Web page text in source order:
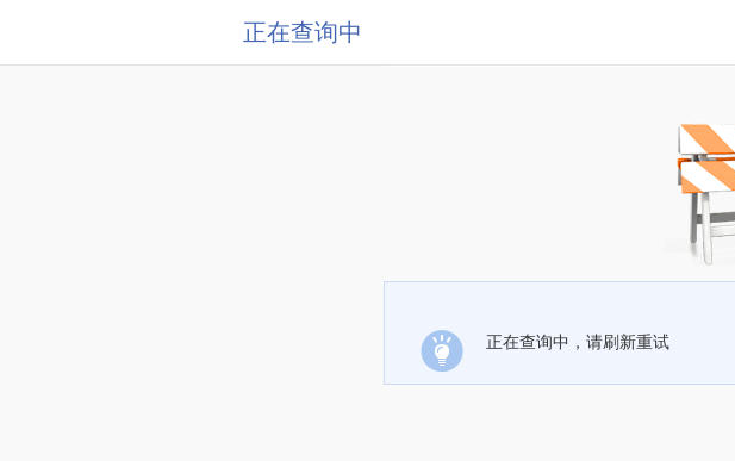
正在查询中
正在查询中，请刷新重试